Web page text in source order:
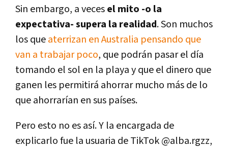
Sin embargo, a vecesel mito -o la
expectativa- supera la realidad. Son muchos
los queaterrizan en Australia pensando que
van a trabajar poco, que podrán pasar el día
tomando el sol en la playa y que el dinero que
ganen les permitirá ahorrar mucho más de lo
que ahorrarían en sus países.
Pero esto no es así. Y la encargada de
explicarlo fue la usuaria de TikTok @alba.rgzz,